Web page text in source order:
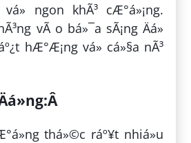
ngon khÃ³ cÆ°á»¡ng.
vÃ o bá»¯a sÃ¡ng Äá»
hÆ°Æ¡ng vá» cá»§a nÃ³
thá»©c ráº¥t nhiá»u